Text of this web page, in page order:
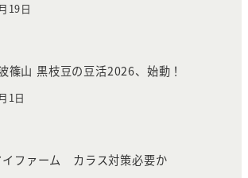
19日
篠山 黒枝豆の豆活2026、始動！
1日
ファーム カラス対策必要か